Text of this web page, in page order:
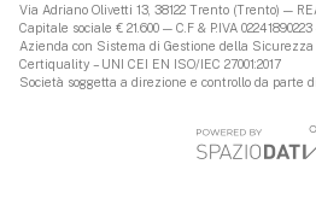
Via Adriano Olivetti 13, 38122 Trento (Trento) —
Capitale sociale € 21.600 — C.F & P.IVA
Azienda con Sistema di Gestione della
Certiquality – UNI CEI EN ISO/IEC 27001:2017
Società soggetta a direzione e controllo da parte di